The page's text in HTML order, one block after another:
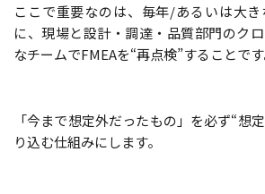
ここで重要なのは、毎年/あるいは大
に、現場と設計・調達・品質部門のク
なチームでFMEAを“再点検”することです
「今まで想定外だったもの」を必ず“想
り込む仕組みにします。